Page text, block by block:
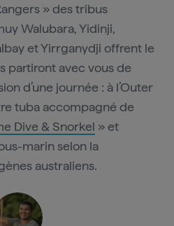
» des tribus
Walubara, Yidinji,
et Yirrganydji offrent le
partiront avec vous de
d’une journée : à l’Outer
tuba accompagné de
Dive & Snorkel » et
marin selon la
australiens.